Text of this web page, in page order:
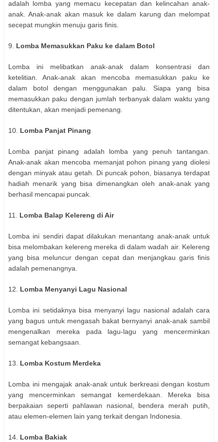
adalah lomba yang memacu kecepatan dan kelincahan anak-
anak. Anak-anak akan masuk ke dalam karung dan melompat
secepat mungkin menuju garis finis.
9. Lomba Memasukkan Paku ke dalam Botol
Lomba ini melibatkan anak-anak dalam konsentrasi dan
ketelitian. Anak-anak akan mencoba memasukkan paku ke
dalam botol dengan menggunakan palu. Siapa yang bisa
memasukkan paku dengan jumlah terbanyak dalam waktu yang
ditentukan, akan menjadi pemenang.
10. Lomba Panjat Pinang
Lomba panjat pinang adalah lomba yang penuh tantangan.
Anak-anak akan mencoba memanjat pohon pinang yang diolesi
dengan minyak atau getah. Di puncak pohon, biasanya terdapat
hadiah menarik yang bisa dimenangkan oleh anak-anak yang
berhasil mencapai puncak.
11. Lomba Balap Kelereng di Air
Lomba ini sendiri dapat dilakukan menantang anak-anak untuk
bisa melombakan kelereng mereka di dalam wadah air. Kelereng
yang bisa meluncur dengan cepat dan menjangkau garis finis
adalah pemenangnya.
12. Lomba Menyanyi Lagu Nasional
Lomba ini setidaknya bisa menyanyi lagu nasional adalah cara
yang bagus untuk mengasah bakat bernyanyi anak-anak sambil
mengenalkan mereka pada lagu-lagu yang mencerminkan
semangat kebangsaan.
13. Lomba Kostum Merdeka
Lomba ini mengajak anak-anak untuk berkreasi dengan kostum
yang mencerminkan semangat kemerdekaan. Mereka bisa
berpakaian seperti pahlawan nasional, bendera merah putih,
atau elemen-elemen lain yang terkait dengan Indonesia.
14. Lomba Bakiak